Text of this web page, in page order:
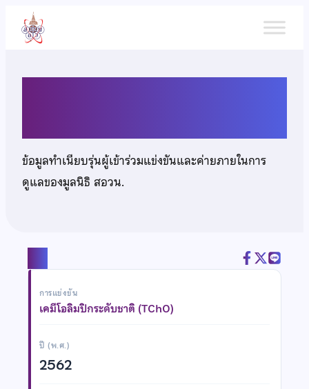
เนื้อหา
ข้อมูลทำเนียบรุ่นผู้เข้าร่วมแข่งขันและค่ายภายในการ
ดูแลของมูลนิธิ สอวน.
การแข่งขัน
เคมีโอลิมปิกระดับชาติ (TChO)
ปี (พ.ศ.)
2562